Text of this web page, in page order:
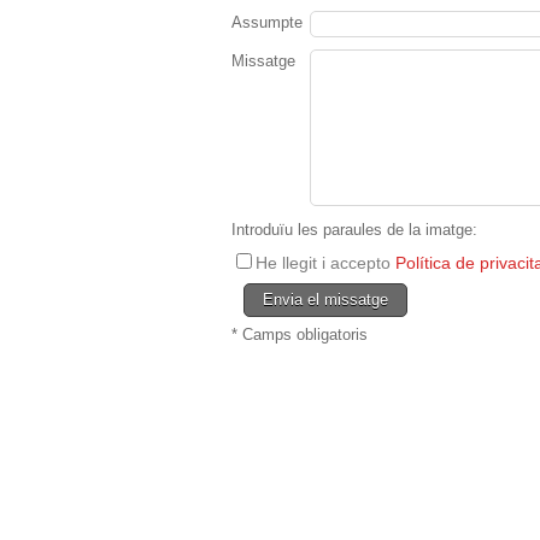
Assumpte
Missatge
Introduïu les paraules de la imatge:
He llegit i accepto Política de
* Camps obligatoris